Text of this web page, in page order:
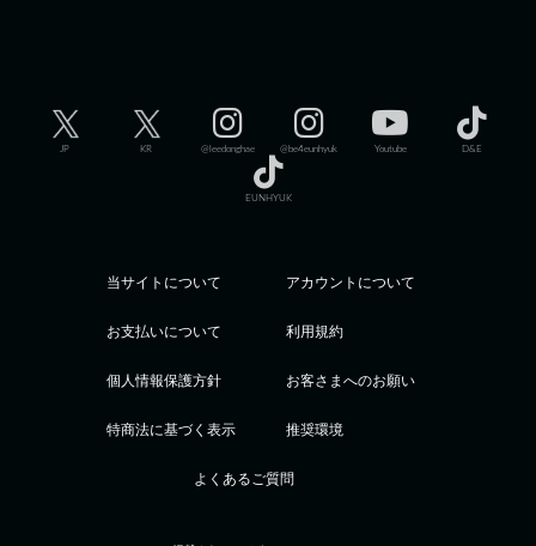
JP KR @leedonghae @be4eunhyuk Youtube D&E
EUNHYUK
当サイトについて アカウントについて
お支払いについて 利用規約
個人情報保護方針 お客さまへのお願い
特商法に基づく表示 推奨環境
よくあるご質問